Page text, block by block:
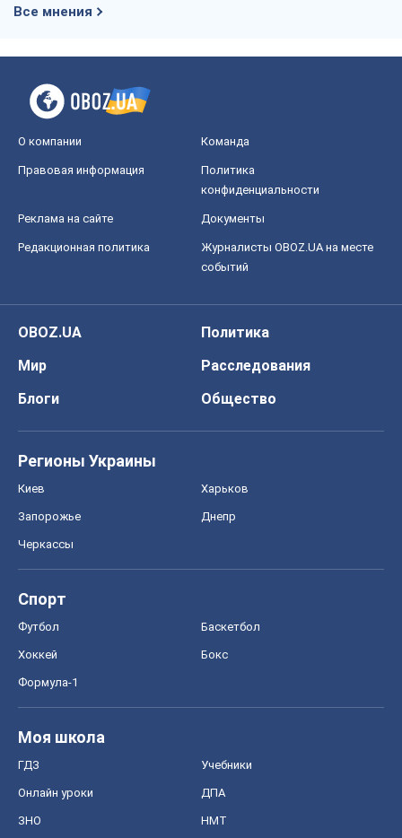
Все мнения
О компании Команда
Правовая информация
Политика
конфиденциальности
Реклама на сайте Документы
Редакционная политика
Журналисты OBOZ.UA на месте
событий
OBOZ.UA
Политика
Мир
Расследования
Блоги
Общество
Регионы Украины
Киев Харьков
Запорожье Днепр
Черкассы
Спорт
Футбол Баскетбол
Хоккей Бокс
Формула-1
Моя школа
ГДЗ Учебники
Онлайн уроки ДПА
ЗНО НМТ